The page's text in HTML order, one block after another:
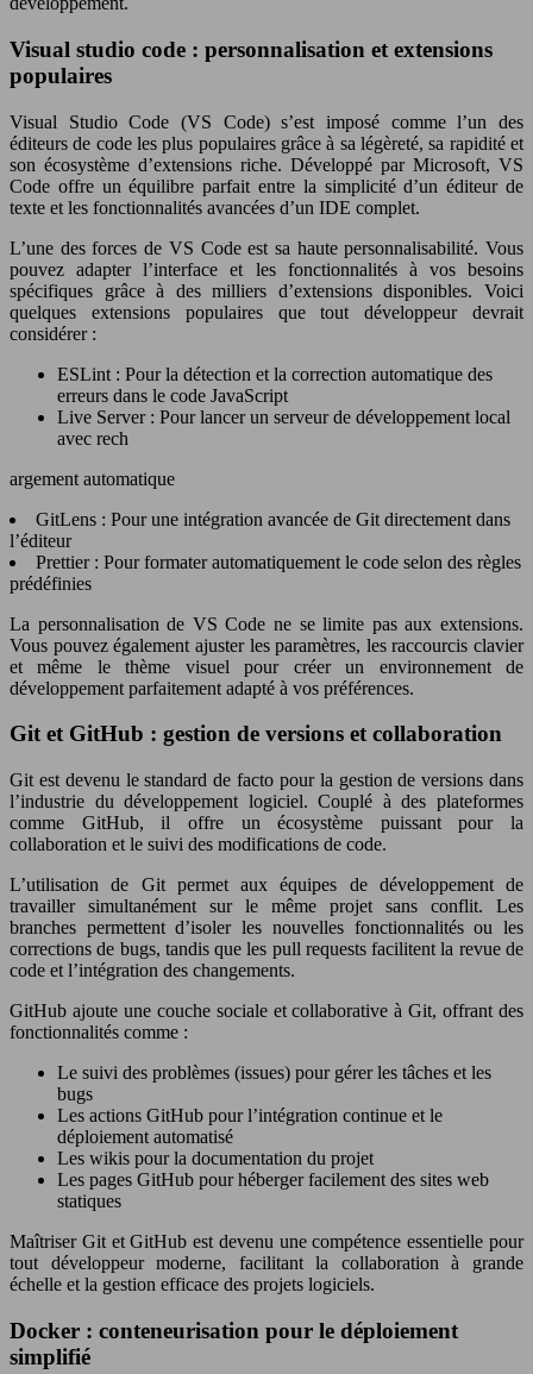
Visual studio code : personnalisation et extensions
populaires
Visual Studio Code (VS Code) s’est imposé comme l’un des
éditeurs de code les plus populaires grâce à sa légèreté, sa rapidité et
son écosystème d’extensions riche. Développé par Microsoft, VS
Code offre un équilibre parfait entre la simplicité d’un éditeur de
texte et les fonctionnalités avancées d’un IDE complet.
L’une des forces de VS Code est sa haute personnalisabilité. Vous
pouvez adapter l’interface et les fonctionnalités à vos besoins
spécifiques grâce à des milliers d’extensions disponibles. Voici
quelques extensions populaires que tout développeur devrait
considérer :
ESLint : Pour la détection et la correction automatique des
erreurs dans le code JavaScript
Live Server : Pour lancer un serveur de développement local
avec rech
argement automatique
GitLens : Pour une intégration avancée de Git directement dans
l’éditeur
Prettier : Pour formater automatiquement le code selon des règles
prédéfinies
La personnalisation de VS Code ne se limite pas aux extensions.
Vous pouvez également ajuster les paramètres, les raccourcis clavier
et même le thème visuel pour créer un environnement de
développement parfaitement adapté à vos préférences.
Git et GitHub : gestion de versions et collaboration
Git est devenu le standard de facto pour la gestion de versions dans
l’industrie du développement logiciel. Couplé à des plateformes
comme GitHub, il offre un écosystème puissant pour la
collaboration et le suivi des modifications de code.
L’utilisation de Git permet aux équipes de développement de
travailler simultanément sur le même projet sans conflit. Les
branches permettent d’isoler les nouvelles fonctionnalités ou les
corrections de bugs, tandis que les pull requests facilitent la revue de
code et l’intégration des changements.
GitHub ajoute une couche sociale et collaborative à Git, offrant des
fonctionnalités comme :
Le suivi des problèmes (issues) pour gérer les tâches et les
bugs
Les actions GitHub pour l’intégration continue et le
déploiement automatisé
Les wikis pour la documentation du projet
Les pages GitHub pour héberger facilement des sites web
statiques
Maîtriser Git et GitHub est devenu une compétence essentielle pour
tout développeur moderne, facilitant la collaboration à grande
échelle et la gestion efficace des projets logiciels.
Docker : conteneurisation pour le déploiement
simplifié